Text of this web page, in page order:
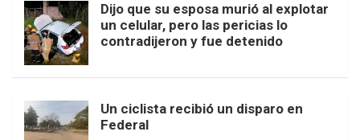
Dijo que su esposa murió al explotar
un celular, pero las pericias lo
contradijeron y fue detenido
Un ciclista recibió un disparo en
Federal